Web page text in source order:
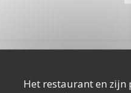
Het restaurant en zijn